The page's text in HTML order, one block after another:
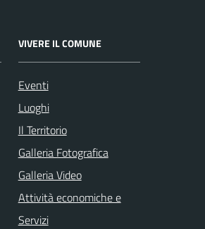
VIVERE IL COMUNE
Eventi
Luoghi
Il Territorio
Galleria Fotografica
Galleria Video
Attività economiche e
Servizi